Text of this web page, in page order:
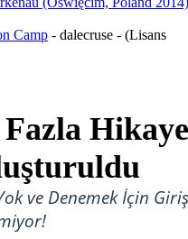
Camp - dalecruse - (Lisans
Fazla Hikaye
ve Denemek İçin Giriş